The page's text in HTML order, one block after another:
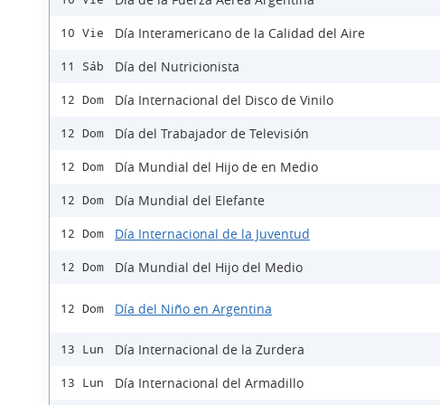
10 Vie Día Interamericano de la Calidad del Aire
11 Sáb Día del Nutricionista
12 Dom Día Internacional del Disco de Vinilo
12 Dom Día del Trabajador de Televisión
12 Dom Día Mundial del Hijo de en Medio
12 Dom Día Mundial del Elefante
12 Dom Día Internacional de la Juventud
12 Dom Día Mundial del Hijo del Medio
12 Dom Día del Niño en Argentina
13 Lun Día Internacional de la Zurdera
13 Lun Día Internacional del Armadillo